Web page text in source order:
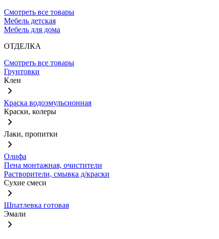
Смотреть все товары
Мебель детская
Мебель для дома
ОТДЕЛКА
Смотреть все товары
Грунтовки
Клеи
Краска водоэмульсионная
Краски, колеры
Лаки, пропитки
Олифа
Пена монтажная, очистители
Растворители, смывка д/краски
Сухие смеси
Шпатлевка готовая
Эмали